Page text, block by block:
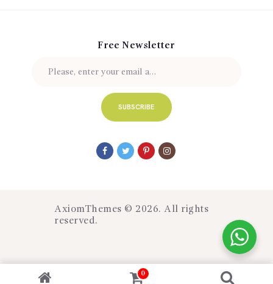
Free Newsletter
AxiomThemes © 2026. All rights
reserved.
0